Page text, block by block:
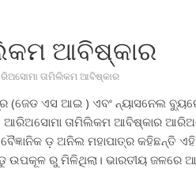
ଆବିଷ୍କାର
ତାମିଲିକମ ଆବିଷ୍କାର
(ଜେଡ ଏସ ଆଇ ) ଏବଂ ନ୍ୟାସନେଲ
ତାମିଲିକମ ଆବିଷ୍କାର
ଡ଼ ଅନିଲ ମହାପାତ୍ର କହିଛନ୍ତି ଏହି
ଉପକୂଳ ରୁ ମିଳିଥିଲା। ଭାରତୀୟ ଜଳରେ